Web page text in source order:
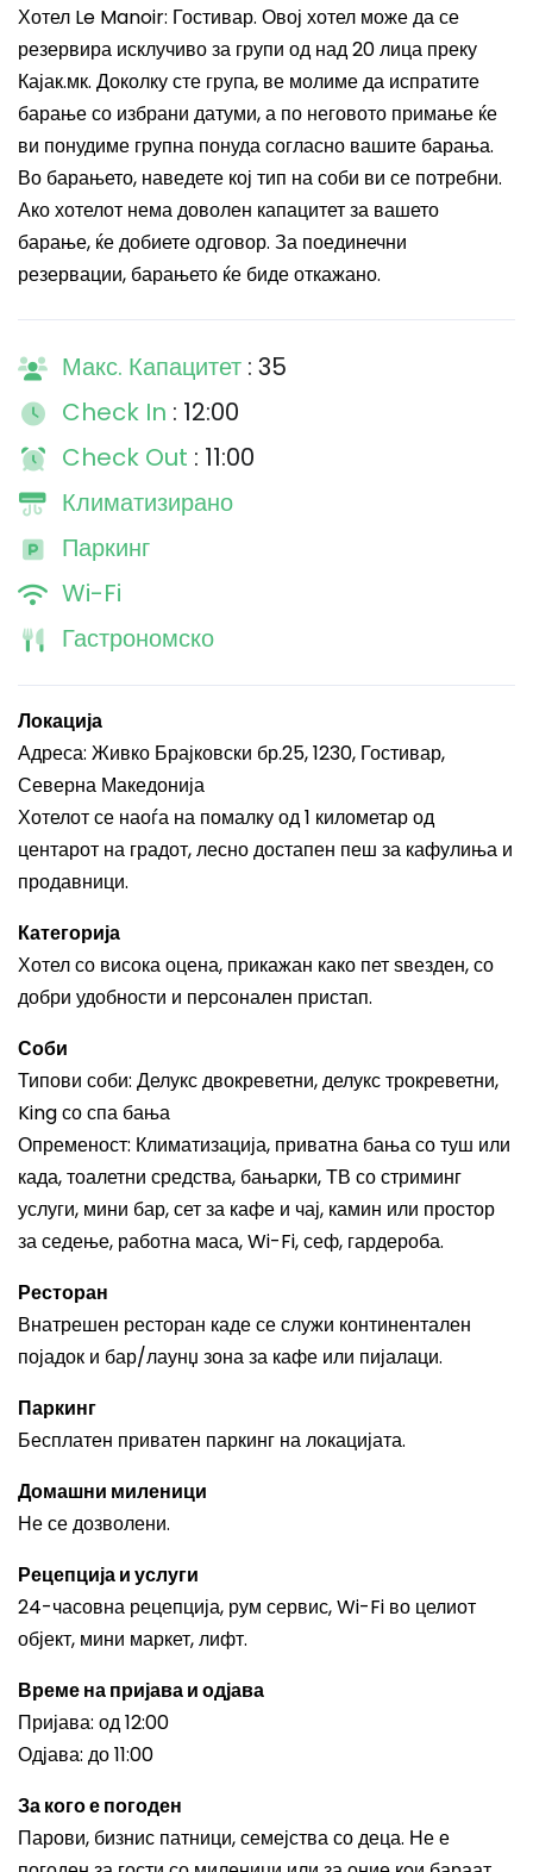
Хотел Le Manoir: Гостивар. Овој хотел може да се
резервира исклучиво за групи од над 20 лица преку
Кајак.мк. Доколку сте група, ве молиме да испратите
барање со избрани датуми, а по неговото примање ќе
ви понудиме групна понуда согласно вашите барања.
Во барањето, наведете кој тип на соби ви се потребни.
Ако хотелот нема доволен капацитет за вашето
барање, ќе добиете одговор. За поединечни
резервации, барањето ќе биде откажано.
Макс. Капацитет : 35
Check In : 12:00
Check Out : 11:00
Климатизирано
Паркинг
Wi-Fi
Гастрономско
Локација
Адреса: Живко Брајковски бр.25, 1230, Гостивар,
Северна Македонија
Хотелот се наоѓа на помалку од 1 километар од
центарот на градот, лесно достапен пеш за кафулиња и
продавници.
Категорија
Хотел со висока оцена, прикажан како пет ѕвезден, со
добри удобности и персонален пристап.
Соби
Типови соби: Делукс двокреветни, делукс трокреветни,
King со спа бања
Опременост: Климатизација, приватна бања со туш или
када, тоалетни средства, бањарки, ТВ со стриминг
услуги, мини бар, сет за кафе и чај, камин или простор
за седење, работна маса, Wi-Fi, сеф, гардероба.
Ресторан
Внатрешен ресторан каде се служи континентален
појадок и бар/лаунџ зона за кафе или пијалаци.
Паркинг
Бесплатен приватен паркинг на локацијата.
Домашни миленици
Не се дозволени.
Рецепција и услуги
24-часовна рецепција, рум сервис, Wi-Fi во целиот
објект, мини маркет, лифт.
Време на пријава и одјава
Пријава: од 12:00
Одјава: до 11:00
За кого е погоден
Парови, бизнис патници, семејства со деца. Не е